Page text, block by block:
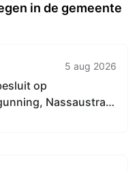
in de gemeente
5 aug 2026
op
Nassaustraat